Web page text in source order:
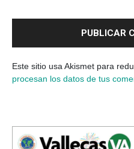
Este sitio usa Akismet para
procesan los datos de tus